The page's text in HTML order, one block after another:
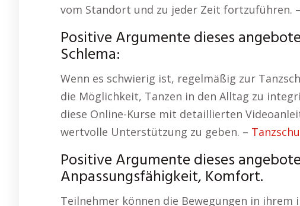
vom Standort und zu jeder Zeit fortzuführen. –
Positive Argumente dieses
Schlema:
Wenn es schwierig ist, regelmäßig zur
die Möglichkeit, Tanzen in den Alltag zu
diese Online-Kurse mit detaillierten
wertvolle Unterstützung zu geben. –
Positive Argumente dieses
Anpassungsfähigkeit, Komfort.
Teilnehmer können die Bewegungen in